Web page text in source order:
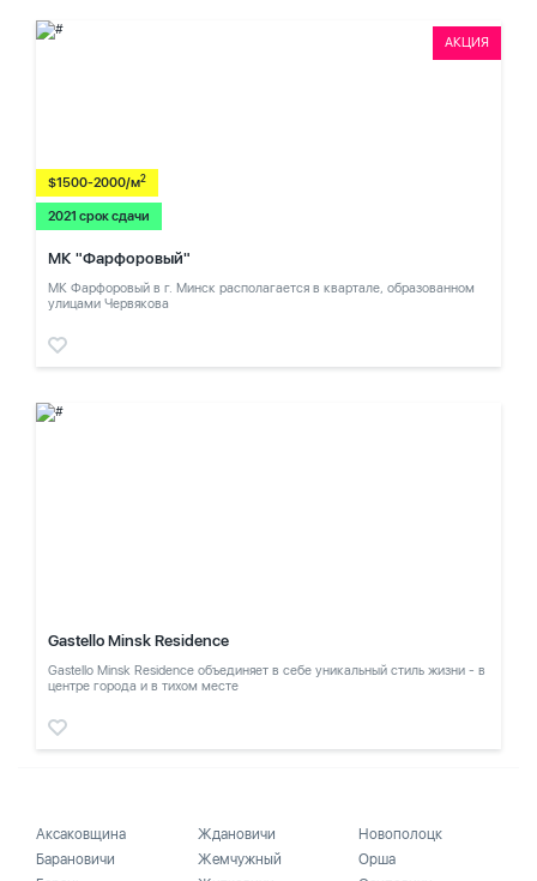
АКЦИЯ
$1500-2000/м2
2021 срок сдачи
МК "Фарфоровый"
МК Фарфоровый в г. Минск располагается в квартале, образованном
улицами Червякова
Gastello Minsk Residence
Gastello Minsk Residence объединяет в себе уникальный стиль жизни - в
центре города и в тихом месте
Аксаковщина
Барановичи
Ждановичи
Жемчужный
Новополоцк
Орша